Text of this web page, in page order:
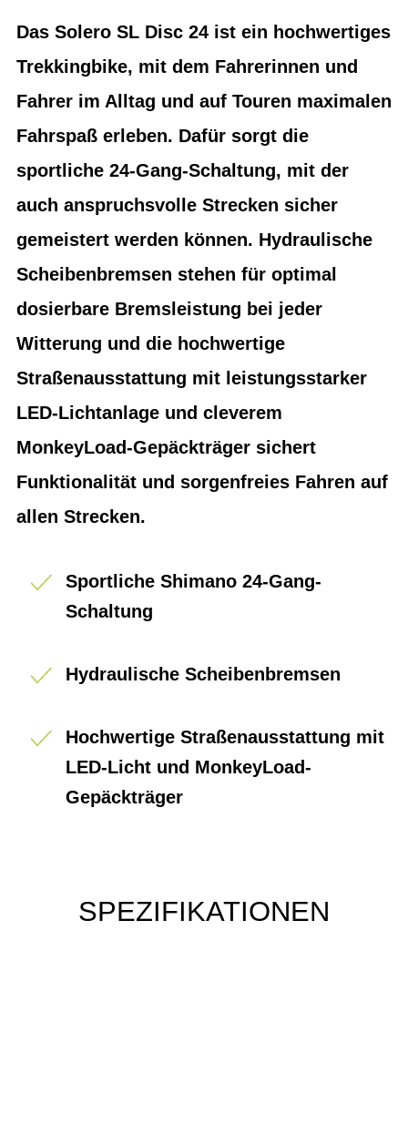
Das Solero SL Disc 24 ist ein hochwertiges
Trekkingbike, mit dem Fahrerinnen und
Fahrer im Alltag und auf Touren maximalen
Fahrspaß erleben. Dafür sorgt die
sportliche 24-Gang-Schaltung, mit der
auch anspruchsvolle Strecken sicher
gemeistert werden können. Hydraulische
Scheibenbremsen stehen für optimal
dosierbare Bremsleistung bei jeder
Witterung und die hochwertige
Straßenausstattung mit leistungsstarker
LED-Lichtanlage und cleverem
MonkeyLoad-Gepäckträger sichert
Funktionalität und sorgenfreies Fahren auf
allen Strecken.
Sportliche Shimano 24-Gang-
Schaltung
Hydraulische Scheibenbremsen
Hochwertige Straßenausstattung mit
LED-Licht und MonkeyLoad-
Gepäckträger
SPEZIFIKATIONEN